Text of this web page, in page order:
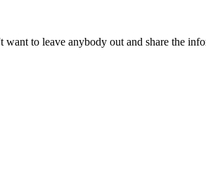
to leave anybody out and share the